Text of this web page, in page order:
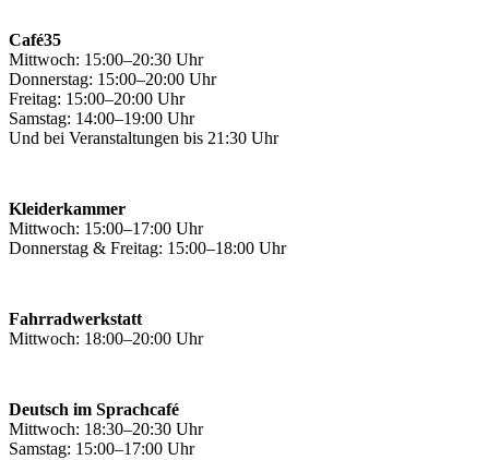
Café35
Mittwoch: 15:00–20:30 Uhr
Donnerstag: 15:00–20:00 Uhr
Freitag: 15:00–20:00 Uhr
Samstag: 14:00–19:00 Uhr
Und bei Veranstaltungen bis 21:30 Uhr
Kleiderkammer
Mittwoch: 15:00–17:00 Uhr
Donnerstag & Freitag: 15:00–18:00 Uhr
Fahrradwerkstatt
Mittwoch: 18:00–20:00 Uhr
Deutsch im Sprachcafé
Mittwoch: 18:30–20:30 Uhr
Samstag: 15:00–17:00 Uhr